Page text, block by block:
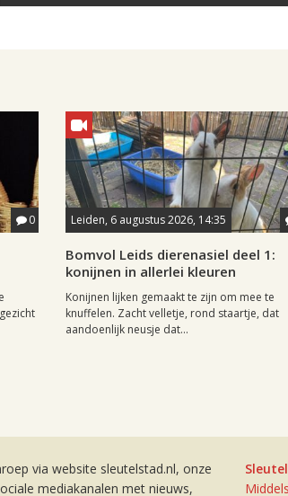
0 Leiden, 6 augustus 2026, 14:35
Bomvol Leids dierenasiel deel 1:
konijnen in allerlei kleuren
Konijnen lijken gemaakt te zijn om mee te
knuffelen. Zacht velletje, rond staartje, dat
aandoenlijk neusje dat...
via website sleutelstad.nl, onze
mediakanalen met nieuws,